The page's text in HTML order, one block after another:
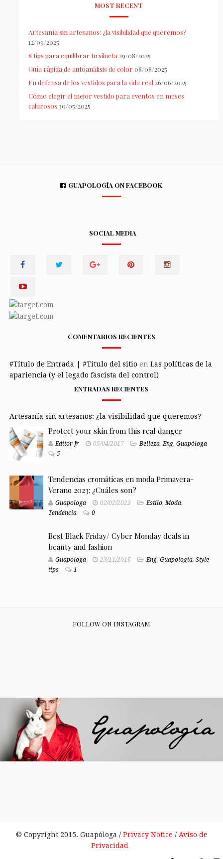
MOST RECENT
Artesanía sin artesanos: ¿la visibilidad que queremos?
12/09/2025
8 tips para equilibrar tu silueta 29/08/2025
Guía rápida de autoanálisis de color 08/08/2025
En defensa de los vestidos para la vida real 26/06/2025
Cómo elegir el mejor vestido para eventos en meses
calurosos 30/05/2025
GUAPOLOGÍA ON FACEBOOK
SOCIAL MEDIA
COMENTARIOS RECIENTES
#Título de Entrada | #Título del sitio en Las políticas de la
apariencia (y el legado fascista del control)
ENTRADAS RECIENTES
Artesanía sin artesanos: ¿la visibilidad que queremos?
Protect your skin from this real danger
Editor Jr 05/04/2017 Belleza,Eng, Guapóloga
5
Tendencias cromáticas en moda Primavera-
Verano 2023: ¿Cuáles son?
Guapologa 02/02/2023 Estilo,Moda,
Tendencia
0
Best Black Friday/ Cyber Monday deals in
beauty and fashion
Guapologa 23/11/2016 Eng, Guapología, Style
tips
1
FOLLOW ON INSTAGRAM
© Copyright 2015. Guapóloga / Privacy Notice / Aviso de
Privacidad